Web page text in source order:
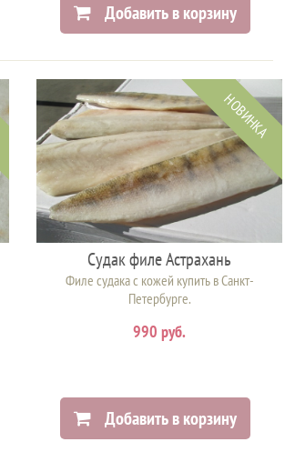
Добавить в корзину
НОВИНКА
Судак филе Астрахань
Филе судака с кожей купить в Санкт-
Петербурге.
990 руб.
Добавить в корзину